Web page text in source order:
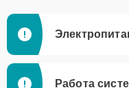
Работа